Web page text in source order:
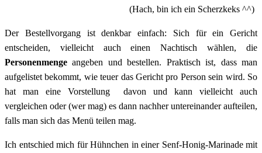
(Hach, bin ich ein Scherzkeks ^^)
Der Bestellvorgang ist denkbar einfach: Sich für ein Gericht
entscheiden, vielleicht auch einen Nachtisch wählen, die
Personenmenge angeben und bestellen. Praktisch ist, dass man
aufgelistet bekommt, wie teuer das Gericht pro Person sein wird. So
hat man eine Vorstellung davon und kann vielleicht auch
vergleichen oder (wer mag) es dann nachher untereinander aufteilen,
falls man sich das Menü teilen mag.
Ich entschied mich für Hühnchen in einer Senf-Honig-Marinade mit